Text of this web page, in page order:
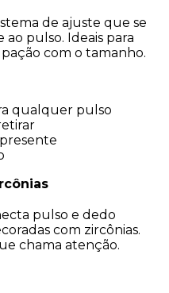
de ajuste que se
pulso. Ideais para
com o tamanho.
qualquer pulso
pulso e dedo
com zircônias.
chama atenção.